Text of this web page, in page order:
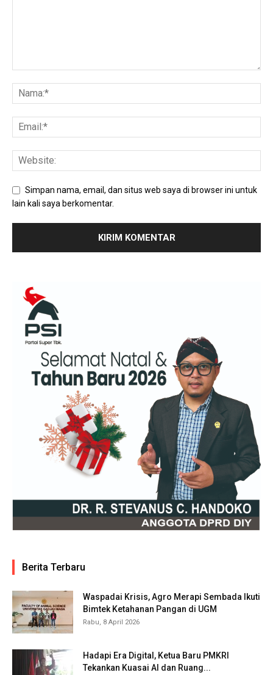
Simpan nama, email, dan situs web saya di browser ini untuk
lain kali saya berkomentar.
Berita Terbaru
Waspadai Krisis, Agro Merapi Sembada Ikuti
Bimtek Ketahanan Pangan di UGM
Rabu, 8 April 2026
Hadapi Era Digital, Ketua Baru PMKRI
Tekankan Kuasai AI dan Ruang...